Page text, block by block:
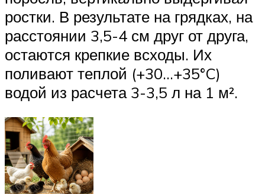
ростки. В результате на грядках, на
расстоянии 3,5-4 см друг от друга,
остаются крепкие всходы. Их
поливают теплой (+30…+35°C)
водой из расчета 3-3,5 л на 1 м².